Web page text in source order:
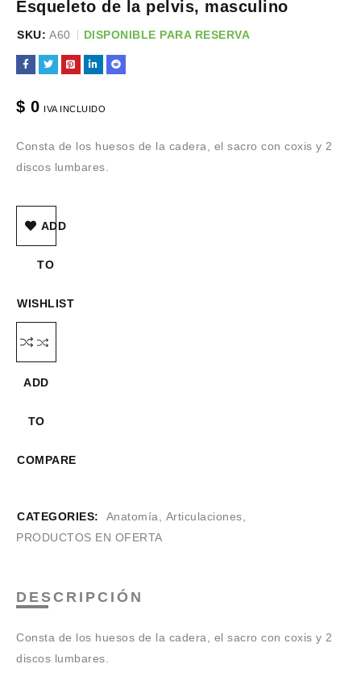
Esqueleto de la pelvis, masculino
SKU: A60 DISPONIBLE PARA RESERVA
$ 0 IVA INCLUIDO
Consta de los huesos de la cadera, el sacro con coxis y 2
discos lumbares.
ADD
TO
WISHLIST
ADD
TO
COMPARE
CATEGORIES: Anatomía Articulaciones
PRODUCTOS EN OFERTA
DESCRIPCIÓN
Consta de los huesos de la cadera, el sacro con coxis y 2
discos lumbares.